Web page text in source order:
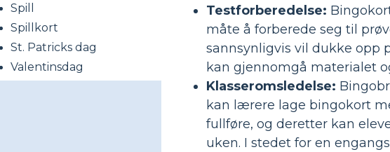
Spill
Spillkort
St. Patricks dag
Valentinsdag
Testforberedelse:
måte å forberede seg til
sannsynligvis vil dukke opp
kan gjennomgå materialet
Klasseromsledelse:
kan lærere lage bingokort
fullføre, og deretter kan
uken. I stedet for en